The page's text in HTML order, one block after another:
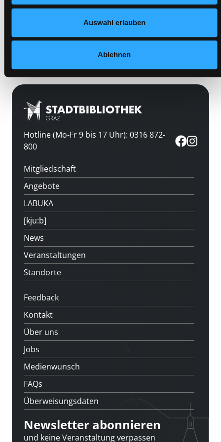
Auswahl erlauben
Ablehnen
Vorbestellen
Medium auf die Postliste setzen
Hotline (Mo-Fr 9 bis 17 Uhr): 0316 872-
800
Mitgliedschaft
Angebote
LABUKA
[kju:b]
News
Veranstaltungen
Standorte
Feedback
Kontakt
Über uns
Jobs
Medienwunsch
FAQs
Überweisungsdaten
Newsletter abonnieren
und keine Veranstaltung verpassen